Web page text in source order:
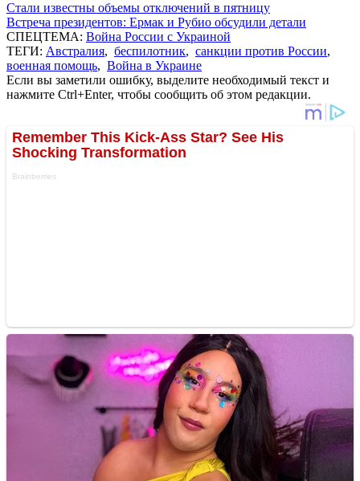
Стали известны объемы отключений в пятницу
Встреча президентов: Ермак и Рубио обсудили детали
СПЕЦТЕМА: Война России с Украиной
ТЕГИ: Австралия, беспилотник, санкции против России,
военная помощь, Война в Украине
Если вы заметили ошибку, выделите необходимый текст и
нажмите Ctrl+Enter, чтобы сообщить об этом редакции.